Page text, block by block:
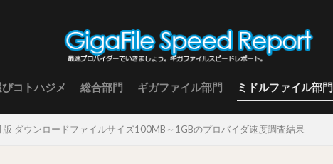
コトハジメ 総合部門 ギガファイル部門 ミドルファイル部門
ダウンロードファイルサイズ100MB～1GBのプロバイダ速度調査結果